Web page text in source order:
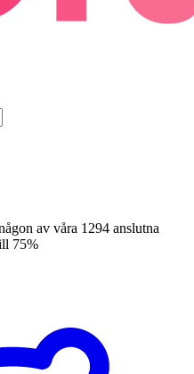
av våra 1294 anslutna
75%